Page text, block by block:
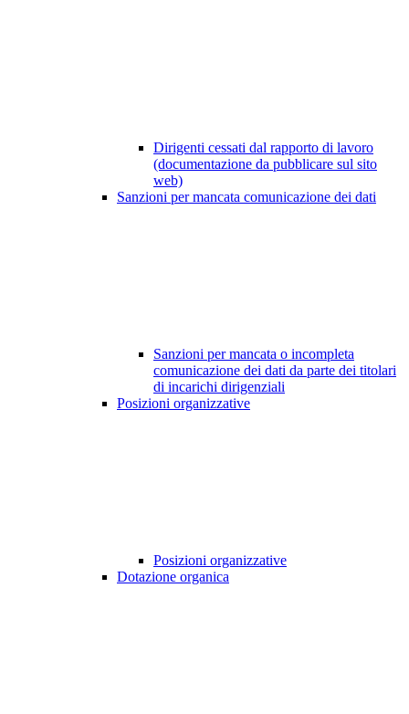
Dirigenti cessati dal rapporto di lavoro
(documentazione da pubblicare sul sito
web)
Sanzioni per mancata comunicazione dei dati
Sanzioni per mancata o incompleta
comunicazione dei dati da parte dei titolari
di incarichi dirigenziali
Posizioni organizzative
Posizioni organizzative
Dotazione organica